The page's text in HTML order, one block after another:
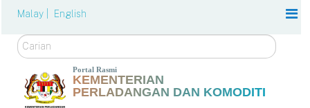
Malay | English
Carian
Portal Rasmi
KEMENTERIAN
PERLADANGAN DAN KOMODITI